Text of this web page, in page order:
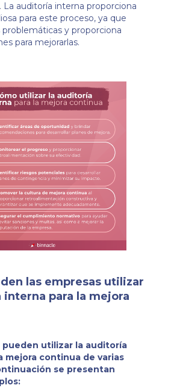
La auditoría interna proporciona
para este proceso, ya que
y proporciona
para mejorarlas.
las empresas utilizar
interna para la mejora
pueden utilizar la auditoría
mejora continua de varias
se presentan